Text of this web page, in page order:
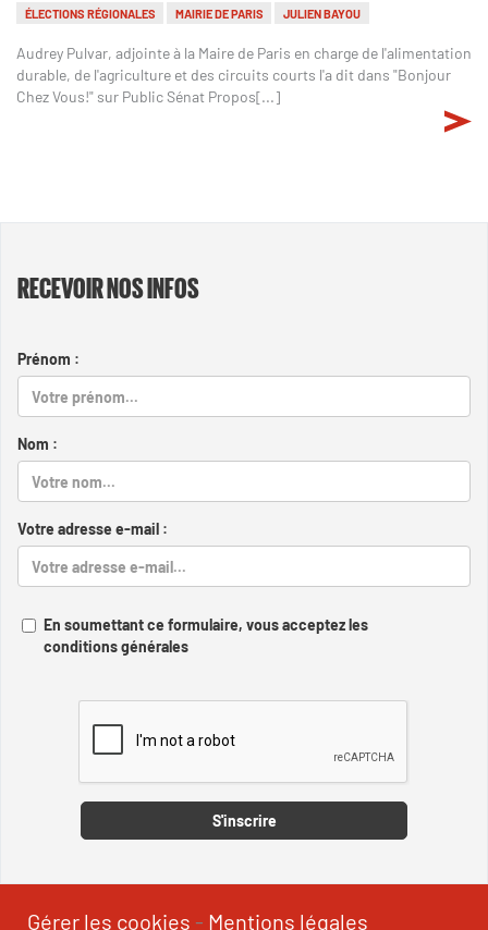
ÉLECTIONS RÉGIONALES MAIRIE DE PARIS JULIEN BAYOU
Audrey Pulvar, adjointe à la Maire de Paris en charge de l'alimentation
durable, de l'agriculture et des circuits courts l'a dit dans "Bonjour
Chez Vous!" sur Public Sénat Propos[...]
RECEVOIR NOS INFOS
Prénom :
Nom :
Votre adresse e-mail :
En soumettant ce formulaire, vous acceptez les
conditions générales
S'inscrire
Gérer les cookies - Mentions légales